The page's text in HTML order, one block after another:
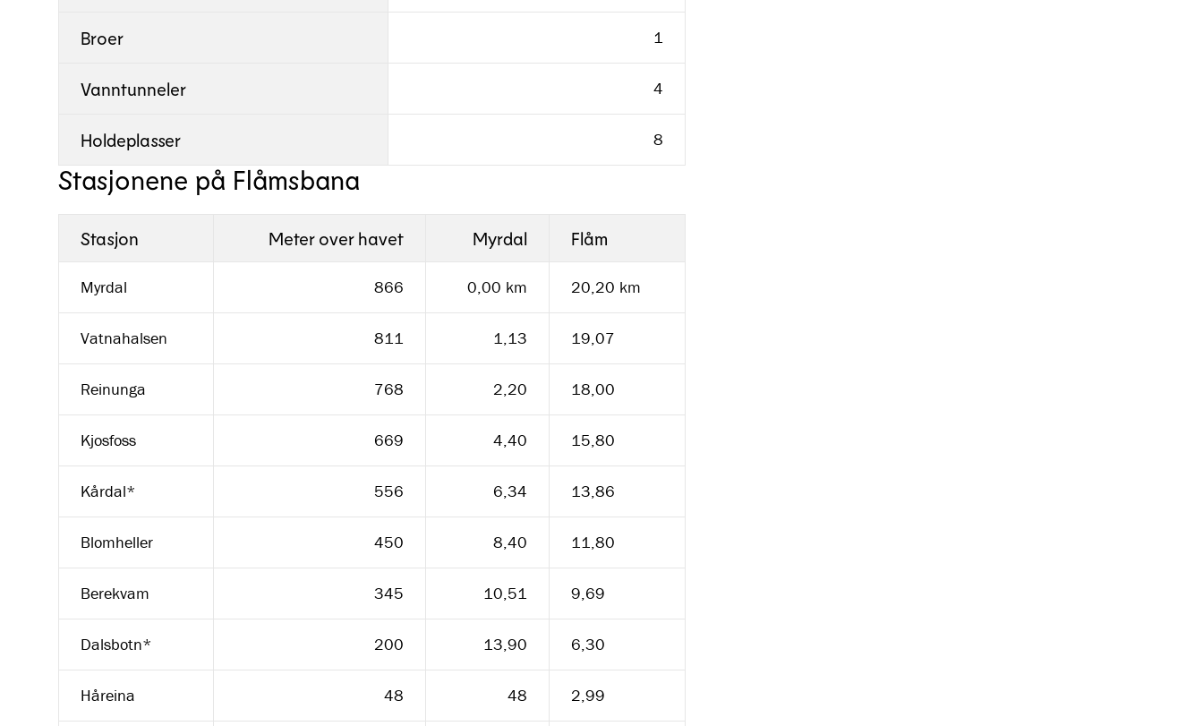
Broer 1
Vanntunneler 4
Holdeplasser 8
Stasjonene på Flåmsbana
Stasjon Meter over havet Myrdal Flåm
Myrdal 866 0,00 km 20,20 km
Vatnahalsen 811 1,13 19,07
Reinunga 768 2,20 18,00
Kjosfoss 669 4,40 15,80
Kårdal* 556 6,34 13,86
Blomheller 450 8,40 11,80
Berekvam 345 10,51 9,69
Dalsbotn* 200 13,90 6,30
Håreina 48 48 2,99